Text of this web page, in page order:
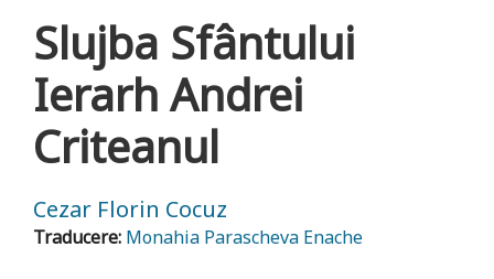
Slujba Sfântului
Ierarh Andrei
Criteanul
Cezar Florin Cocuz
Traducere: Monahia Parascheva Enache